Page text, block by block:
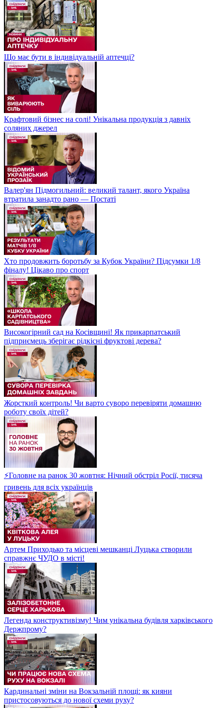
Що має бути в індивідуальній аптечці?
Крафтовий бізнес на солі! Унікальна продукція з давніх
соляних джерел
Валер'ян Підмогильний: великий талант, якого Україна
втратила занадто рано — Постаті
Хто продовжить боротьбу за Кубок України? Підсумки 1/8
фіналу! Цікаво про спорт
Високогірний сад на Косівщині! Як прикарпатський
підприємець зберігає рідкісні фруктові дерева?
Жорсткий контроль! Чи варто суворо перевіряти домашню
роботу своїх дітей?
⚡Головне на ранок 30 жовтня: Нічний обстріл Росії, тисяча
гривень для всіх українців
Артем Приходько та місцеві мешканці Луцька створили
справжнє ЧУДО в місті!
Легенда конструктивізму! Чим унікальна будівля харківського
Держпрому?
Кардинальні зміни на Вокзальній площі: як кияни
пристосовуються до нової схеми руху?